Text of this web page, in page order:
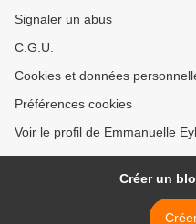
Signaler un abus
C.G.U.
Cookies et données
Préférences cookies
Voir le profil de Emmanuelle
Créer un